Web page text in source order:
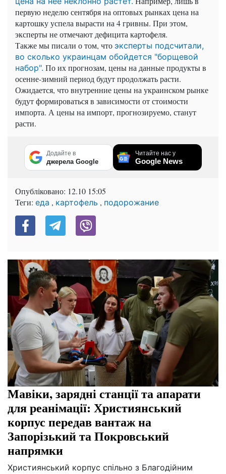
первую неделю сентября на оптовых рынках цена на
картошку успела вырасти на 4 гривны. При этом,
эксперты не отмечают дефицита картофеля.
Также мы писали о том, что эксперты подсчитали,
во сколько украинцам обойдется "борщевой
набор". По их прогнозам, цены на данные продукты в
осенне-зимний период будут продолжать расти.
Ожидается, что внутренние цены на украинском рынке
будут формироваться в зависимости от стоимости
импорта. А цены на импорт, прогнозируемо, станут
расти.
Додайте в
джерела Google
Читайте нас у
Google News
Опубліковано: 12.10 15:05
Теги: еда , картофель , подорожание
Мавіки, зарядні станції та апарати
для реанімації: Християнський
корпус передав вантаж на
Запорізький та Покровський
напрямки
Християнський корпус спільно з Благодійним